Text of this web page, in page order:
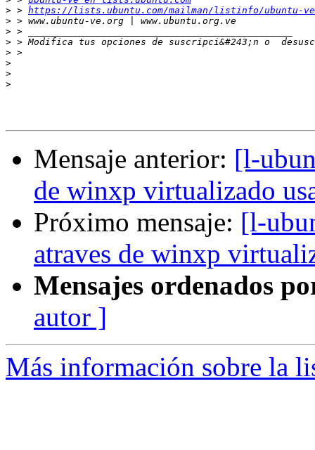
> > https://lists.ubuntu.com/mailman/listinfo/ubuntu-ve
>
>
> > Modifica tus opciones de suscripci&#243;n o
>
>
>
>
Mensaje anterior: [l-
de winxp virtualizado
Próximo mensaje: [l-
atraves de winxp
Mensajes ordenados
autor ]
Más información sobre la